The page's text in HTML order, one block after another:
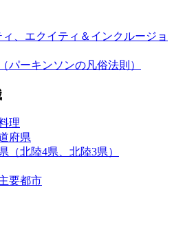
、エクイティ＆インクルージョ
パーキンソンの凡俗法則）
理
府県
（北陸4県、北陸3県）
要都市